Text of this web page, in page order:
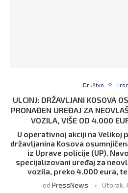
Društvo
ULCINJ: DRŽAVLJANI KOSOVA
PRONAĐEN UREĐAJ ZA
VOZILA, VIŠE OD 4.000
U operativnoj akciji na Velikoj
državljanina Kosova
iz Uprave policije (UP).
specijalizovani uređaj za
vozila, preko 4.000 eura, te
od PressNews Utorak,